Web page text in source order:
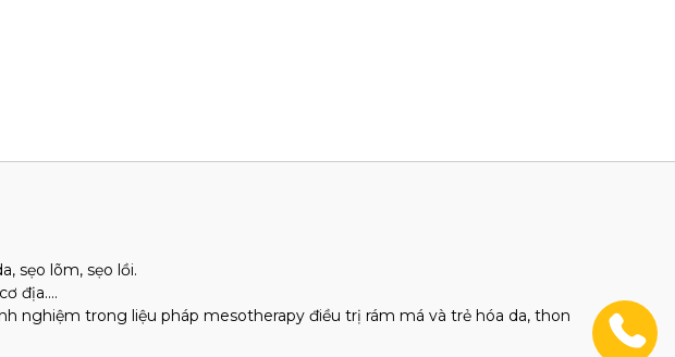
sẹo lõm, sẹo lồi.
địa....
nghiệm trong liệu pháp mesotherapy điều trị rám má và trẻ hóa da, thon